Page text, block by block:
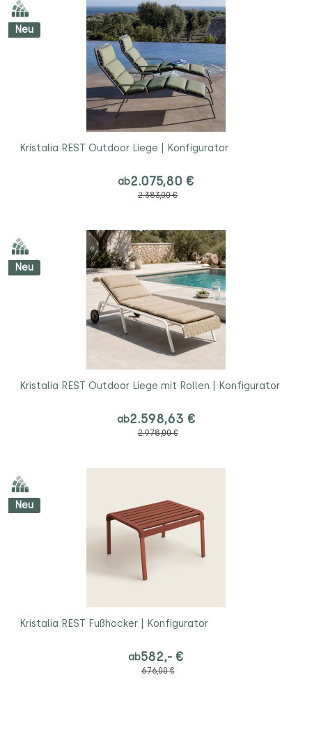
Neu
Kristalia REST Outdoor Liege | Konfigurator
ab2.075,80 €
2.383,00 €
Neu
Kristalia REST Outdoor Liege mit Rollen | Konfigurator
ab2.598,63 €
2.978,00 €
Neu
Kristalia REST Fußhocker | Konfigurator
ab582,- €
676,00 €